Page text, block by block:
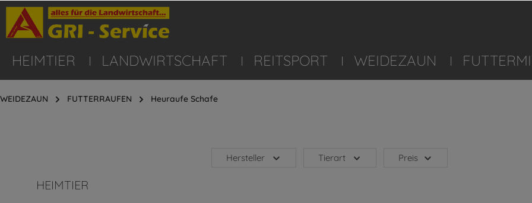
HEIMTIER LANDWIRTSCHAFT REITSPORT WEIDEZAUN
WEIDEZAUN FUTTERRAUFEN Heuraufe Schafe
HEIMTIER
Hersteller Tierart Preis